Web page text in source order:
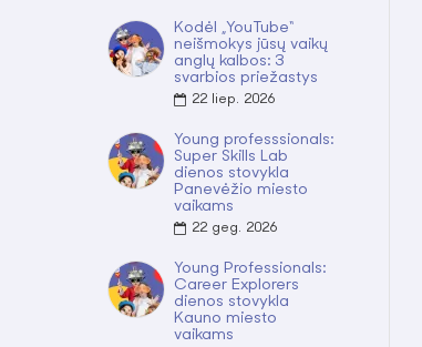
Kodėl „YouTube“
neišmokys jūsų vaikų
anglų kalbos: 3
svarbios priežastys
22 liep. 2026
Young professsionals:
Super Skills Lab
dienos stovykla
Panevėžio miesto
vaikams
22 geg. 2026
Young Professionals:
Career Explorers
dienos stovykla
Kauno miesto
vaikams